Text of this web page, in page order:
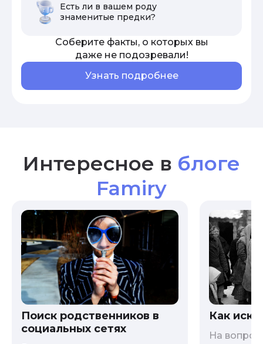
Есть ли в вашем роду
знаменитые предки?
Соберите факты, о которых вы
даже не подозревали!
Узнать подробнее
Интересное в блоге
Famiry
Поиск родственников в
социальных сетях
Как
На вопрос